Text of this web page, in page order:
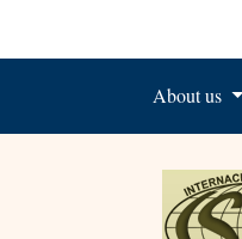
About us